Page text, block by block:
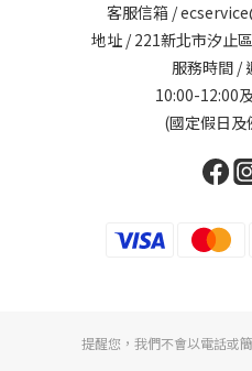
客服信箱 /
地址 / 221新北市汐止
服務時間 /
10:00-12:00
(國定假日及
提醒您，我們不會以電話或